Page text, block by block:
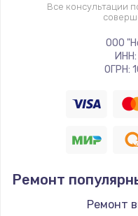
Замена
Все консультации
ООО
ОГРН:
Ремонт
Ремонт